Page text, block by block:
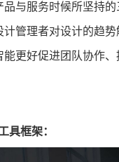
与服务时候所坚持的
计管理者对设计的趋
能更好促进团队协作
具框架：